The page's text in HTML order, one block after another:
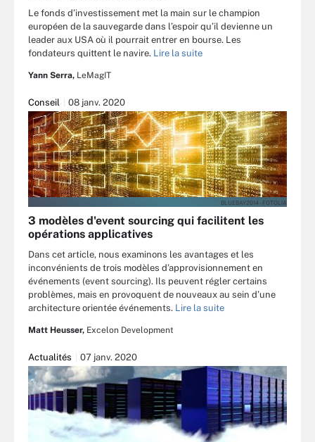
Le fonds d’investissement met la main sur le champion
européen de la sauvegarde dans l’espoir qu’il devienne un
leader aux USA où il pourrait entrer en bourse. Les
fondateurs quittent le navire. Lire la suite
Yann Serra, LeMagIT
Conseil 08 janv. 2020
BLUEBAY2014 - FOTOLIA
3 modèles d'event sourcing qui facilitent les
opérations applicatives
Dans cet article, nous examinons les avantages et les
inconvénients de trois modèles d’approvisionnement en
événements (event sourcing). Ils peuvent régler certains
problèmes, mais en provoquent de nouveaux au sein d’une
architecture orientée événements. Lire la suite
Matt Heusser, Excelon Development
Actualités 07 janv. 2020